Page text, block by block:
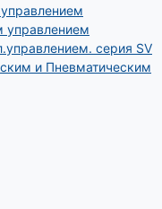
управлением
серия SV
и Пневматическим